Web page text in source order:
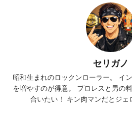
セリガノ
昭和生まれのロックンローラー。 イ
を増やすのが得意。 プロレスと男の
合いたい！ キン肉マンだとジェ